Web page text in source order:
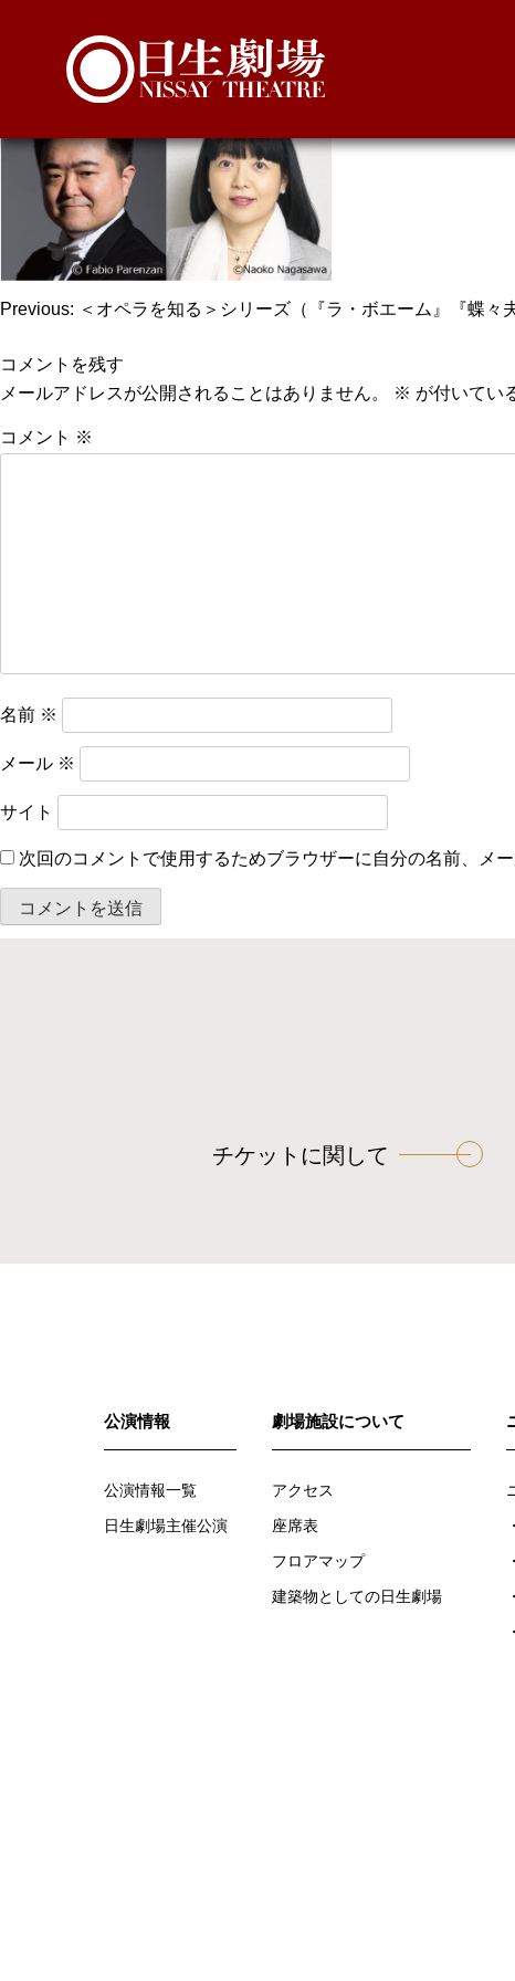
boheme2021mlecture
投
ナ
ゲ
Previous: ＜オペラを知る＞シリーズ（『ラ・ボエーム』『蝶々
コメントを残す
メールアドレスが公開されることはありません。
※ が付いてい
コメント ※
名前 ※
メール ※
サイト
次回のコメントで使用するためブラウザーに自分の名前、メ
チケットに関して
公演情報
公演情報一覧
日生劇場主催公演
劇場施設について
アクセス
座席表
フロアマップ
建築物としての日生劇場